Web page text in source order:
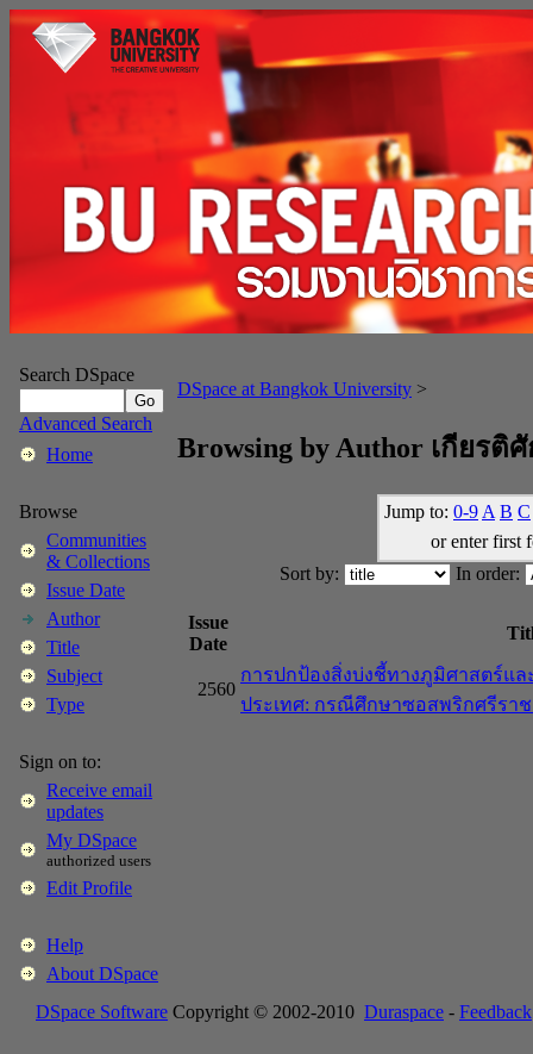
Search DSpace
Advanced Search
Home
Browse
Communities
& Collections
Issue Date
Author
Title
Subject
Type
Sign on to:
Receive email
updates
My DSpace
authorized users
Edit Profile
Help
About DSpace
DSpace at Bangkok University >
Browsing by Author เกียร
Jump to: 0-9 A B C
or enter first
Sort by:
In order:
Issue
Date
2560
การปกป้องสิ่งบ่งชี้ทางภูมิศาสตร์แล
ประเทศ: กรณีศึกษาซอสพริกศรีรา
DSpace Software Copyright © 2002-2010 Duraspace - Feedback